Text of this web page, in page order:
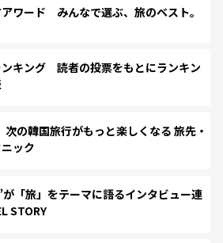
ワード みんなで選ぶ、旅のベスト。
キング 読者の投票をもとにランキン
の韓国旅行がもっと楽しくなる 旅先・
ック
「旅」をテーマに語るインタビュー連
STORY